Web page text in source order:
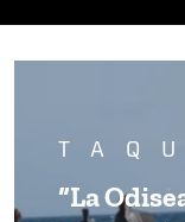
“La